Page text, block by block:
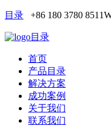
目录 +86 180 3780 8511
目录
首页
产品目录
解决方案
成功案例
关于我们
联系我们